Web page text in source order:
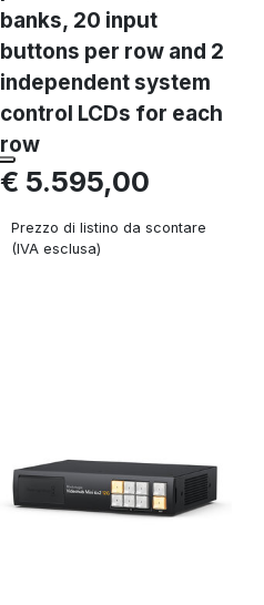
banks, 20 input
buttons per row and 2
independent system
control LCDs for each
row
€ 5.595,00
Prezzo di listino da scontare
(IVA esclusa)